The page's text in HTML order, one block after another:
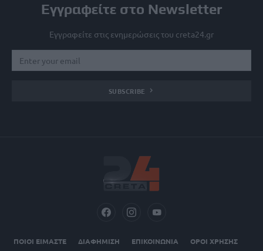
Εγγραφείτε στο Newsletter
Εγγραφείτε στις ενημερώσεις του creta24.gr
SUBSCRIBE
ΠΟΙΟΙ ΕΙΜΑΣΤΕ ΔΙΑΦΗΜΙΣΗ ΕΠΙΚΟΙΝΩΝΙΑ ΟΡΟΙ ΧΡΗΣΗΣ